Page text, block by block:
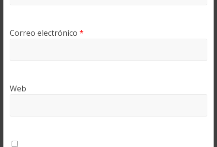
Correo electrónico *
Web